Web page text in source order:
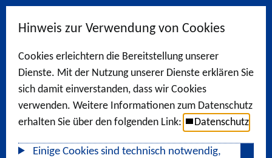
Hinweis zur Verwendung von Cookies
Cookies erleichtern die Bereitstellung unserer
Dienste. Mit der Nutzung unserer Dienste erklären Sie
sich damit einverstanden, dass wir Cookies
verwenden. Weitere Informationen zum Datenschutz
erhalten Sie über den folgenden Link:
Datenschutz
Einige Cookies sind technisch notwendig,